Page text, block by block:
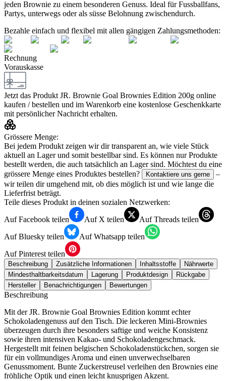
jeden Brownie zu einem besonderen Genuss. Ideal für Fussballfans,
Partys, unterwegs oder als süsse Belohnung zwischendurch.
Bezahle einfach und flexibel mit allen gängigen Zahlungsmethoden:
Rechnung
Vorauskasse
Jetzt das Produkt JR. Brownie Goal Brownies Edition 200g online
kaufen / bestellen und im Warenkorb eine kostenlose Geschenkkarte
mit persönlicher Nachricht erhalten.
Grössere Menge:
Bei jedem Produkt zeigen wir dir transparent an, wie viele Stück
aktuell an Lager und somit bestellbar sind. Es können nur Produkte
bestellt werden, die auch tatsächlich an Lager sind. Möchtest du eine
grössere Menge eines Produktes bestellen?
Kontaktiere uns gerne
–
wir teilen dir umgehend mit, ob dies möglich ist und wie lange die
Lieferfrist beträgt.
Teile dieses Produkt in deinen sozialen Netzwerken:
Auf Facebook teilen
Auf X teilen
Auf Threads teilen
Auf Bluesky teilen
Auf Whatsapp teilen
Auf Pinterest teilen
Beschreibung Zusätzliche Informationen Inhaltsstoffe
Nährwerte
Mindesthaltbarkeitsdatum
Lagerung Produktdesign
Rückgabe
Hersteller
Benachrichtigungen Bewertungen
Beschreibung
Mit der JR. Brownie Goal Brownies Edition kommt echter
Schokoladengenuss auf den Tisch. Die leckeren Mini-Brownies
überzeugen durch ihre besonders saftige und weiche Konsistenz
sowie ihren intensiven Kakao- und Schokoladengeschmack.
Hergestellt mit feinen belgischen Schokoladenstückchen, sorgen sie
für ein vollmundiges Aroma und einen unverwechselbaren
Genussmoment. Bunte Zuckerstreusel verleihen den Brownies eine
fröhliche Optik und einen leicht knusprigen Akzent.